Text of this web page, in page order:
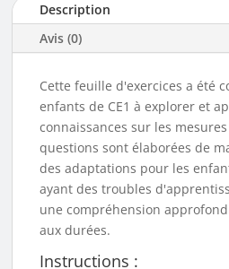
Description
Avis (0)
Cette feuille d'exercices a été
enfants de CE1 à explorer et
connaissances sur les
questions sont élaborées de
des adaptations pour les
ayant des troubles
une compréhension
aux durées.
Instructions :